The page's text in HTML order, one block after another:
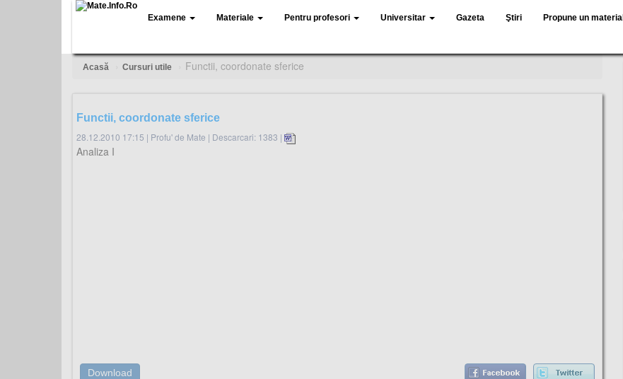
Examene Materiale Pentru profesori Universitar Gazeta Ştiri Propune un material
Acasă Cursuri utile Functii, coordonate sferice
Functii, coordonate sferice
28.12.2010 17:15 | Profu' de Mate | Descarcari: 1383 |
Analiza I
Download